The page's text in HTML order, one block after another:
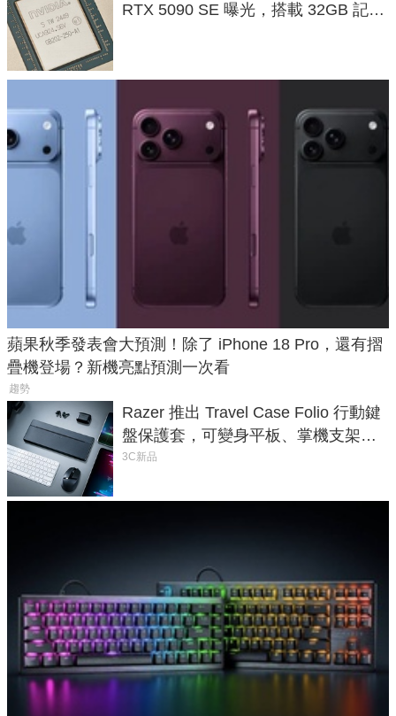
RTX 5090 SE 曝光，搭載 32GB 記憶
蘋果秋季發表會大預測！除了 iPhone 18 Pro，還有摺
疊機登場？新機亮點預測一次看
趨勢
Razer 推出 Travel Case Folio 行動鍵
盤保護套，可變身平板、掌機支架，
售價 2,090 元
3C新品